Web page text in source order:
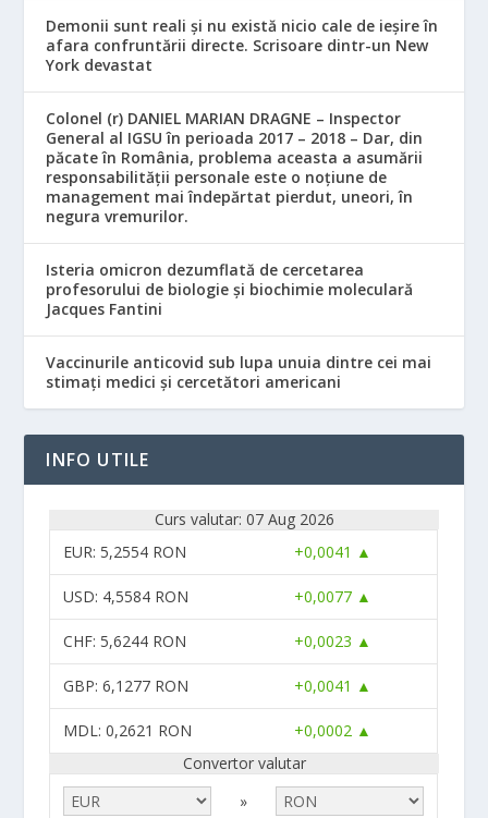
Demonii sunt reali și nu există nicio cale de ieșire în
afara confruntării directe. Scrisoare dintr-un New
York devastat
Colonel (r) DANIEL MARIAN DRAGNE – Inspector
General al IGSU în perioada 2017 – 2018 – Dar, din
păcate în România, problema aceasta a asumării
responsabilităţii personale este o noţiune de
management mai îndepărtat pierdut, uneori, în
negura vremurilor.
Isteria omicron dezumflată de cercetarea
profesorului de biologie și biochimie moleculară
Jacques Fantini
Vaccinurile anticovid sub lupa unuia dintre cei mai
stimați medici și cercetători americani
INFO UTILE
Curs valutar: 07 Aug 2026
EUR: 5,2554 RON +0,0041 ▲
USD: 4,5584 RON +0,0077 ▲
CHF: 5,6244 RON +0,0023 ▲
GBP: 6,1277 RON +0,0041 ▲
MDL : 0,2621 RON
+0,0002 ▲
Convertor valutar
»